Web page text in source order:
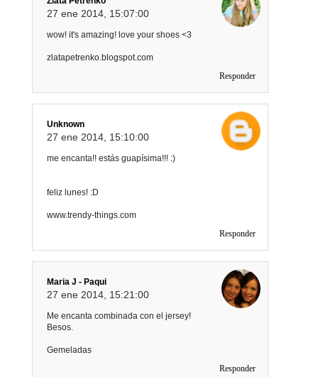
27 ene 2014, 15:07:00
wow! it's amazing! love your shoes <3
zlatapetrenko.blogspot.com
Responder
Unknown
27 ene 2014, 15:10:00
me encanta!! estás guapísima!!! :)
feliz lunes! :D
www.trendy-things.com
Responder
Maria J - Paqui
27 ene 2014, 15:21:00
Me encanta combinada con el jersey!
Besos.
Gemeladas
Responder